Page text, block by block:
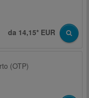
da 14,15* EUR
(OTP)